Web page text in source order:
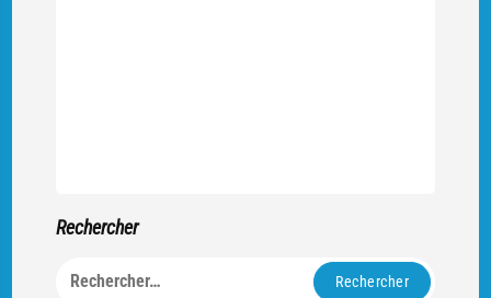
Rechercher
Rechercher :